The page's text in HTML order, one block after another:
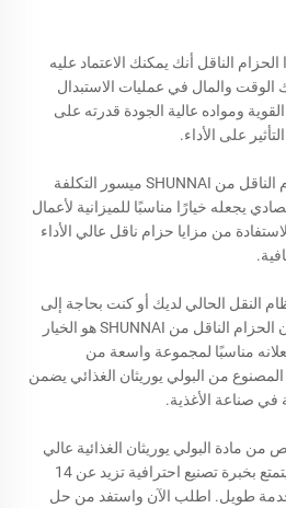
الناقل أنك يمكنك الاعتماد عليه
الوقت والمال في عمليات الاستبدال
ومواده عالية الجودة قدرته على
على الأداء.
رغم جودته العالية، فإن الحزام الناقل من SHUNNAI ميسور التكلفة
يجعله خيارًا مناسبًا للميزانية لأعمال
من مزايا حزام ناقل عالي الأداء
النقل الحالي لديك أو كنت بحاجة إلى
حل موثوق لمشروع جديد، فإن الحزام الناقل من SHUNNAI هو الخيار
مناسبًا لمجموعة واسعة من
من البولي يوريثان الغذائي يضمن
في صناعة الأغذية.
مادة البولي يوريثان الغذائية عالي
الجودة من SHUNNAI، الذي يتمتع بخبرة تصنيع احترافية تزيد عن 14
خدمة طويل. اطلب الآن واستفد من حل